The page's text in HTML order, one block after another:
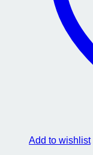
Add to wishlist